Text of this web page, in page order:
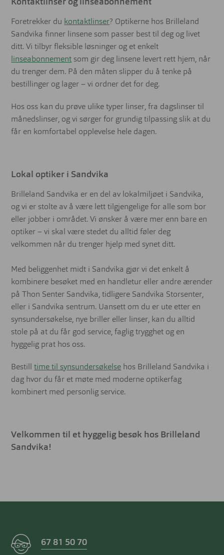
Kontaktlinser og linseabonnement
Foretrekker du kontaktlinser? Optikerne hos Brilleland
Sandvika finner linsene som passer best til deg og livet
ditt. Vi tilbyr fleksible løsninger og et enkelt
linseabonnement som gir deg linsene levert rett hjem, når
du trenger dem. På den måten slipper du å tenke på
bestillinger og lager – vi ordner det for deg.
Hos oss kan du prøve ulike typer linser, fra dagslinser til
månedslinser, og vi sørger for grundig tilpassing slik at du
får en komfortabel opplevelse hele dagen.
Lokal optiker i Sandvika
Brilleland Sandvika er en del av lokalmiljøet i Sandvika,
og vi er stolte av å være lett tilgjengelige for alle som bor
eller jobber i området. Vi ønsker å være mer enn bare en
optiker – vi skal være stedet du alltid føler deg
velkommen når du trenger hjelp med synet ditt.
Med beliggenhet midt i Sandvika gjør vi det enkelt å
kombinere besøket med en handletur eller andre ærender
på Thon Senter Sandvika, tidligere Sandvika Storsenter,
eller i Sandvika sentrum. Uansett om du er ute etter en
synsundersøkelse, nye briller eller linser, kan du alltid
stole på at du får god service, faglig trygghet og en
hyggelig prat hos oss.
Bestilltime til synsundersøkelse hos Brilleland Sandvika i
dag hvor du får et møte med moderne optikerfag
kombinert med personlig service.
Velkommen til et hyggelig besøk hos Brilleland
Sandvika!
67 81 50 70